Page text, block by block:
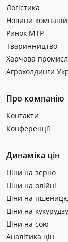
Логістика
Новини компаній
Ринок МТР
Тваринництво
Харчова
Агрохолдинги
Про компанію
Контакти
Конференції
Динаміка цін
Ціни на зерно
Ціни на олійні
Ціни на
Ціни на кукурудзу
Ціни на сою
Аналітика цін